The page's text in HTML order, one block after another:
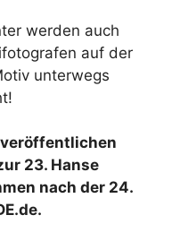
werden auch
auf der
unterwegs
23. Hanse
nach der 24.